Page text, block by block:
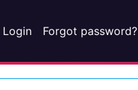
Login Forgot password?